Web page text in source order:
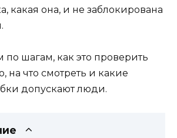
какая она, и не заблокирована
шагам, как это проверить
на что смотреть и какие
допускают люди.